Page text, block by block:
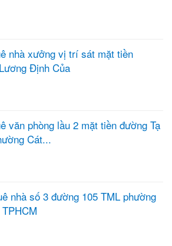
nhà xưởng vị trí sát mặt tiền
Định Của
văn phòng lầu 2 mặt tiền đường Tạ
Cát...
nhà số 3 đường 105 TML phường